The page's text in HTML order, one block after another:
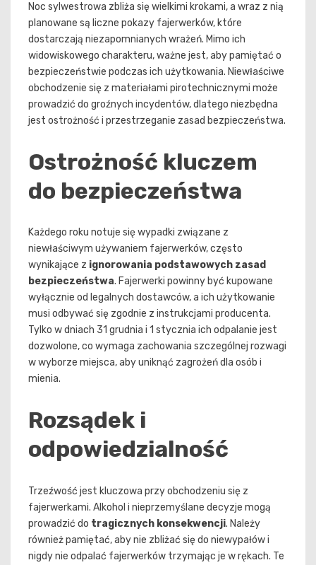
Noc sylwestrowa zbliża się wielkimi krokami, a wraz z nią
planowane są liczne pokazy fajerwerków, które
dostarczają niezapomnianych wrażeń. Mimo ich
widowiskowego charakteru, ważne jest, aby pamiętać o
bezpieczeństwie podczas ich użytkowania. Niewłaściwe
obchodzenie się z materiałami pirotechnicznymi może
prowadzić do groźnych incydentów, dlatego niezbędna
jest ostrożność i przestrzeganie zasad bezpieczeństwa.
Ostrożność kluczem
do bezpieczeństwa
Każdego roku notuje się wypadki związane z
niewłaściwym używaniem fajerwerków, często
wynikające z ignorowania podstawowych zasad
bezpieczeństwa. Fajerwerki powinny być kupowane
wyłącznie od legalnych dostawców, a ich użytkowanie
musi odbywać się zgodnie z instrukcjami producenta.
Tylko w dniach 31 grudnia i 1 stycznia ich odpalanie jest
dozwolone, co wymaga zachowania szczególnej rozwagi
w wyborze miejsca, aby uniknąć zagrożeń dla osób i
mienia.
Rozsądek i
odpowiedzialność
Trzeźwość jest kluczowa przy obchodzeniu się z
fajerwerkami. Alkohol i nieprzemyślane decyzje mogą
prowadzić do tragicznych konsekwencji. Należy
również pamiętać, aby nie zbliżać się do niewypałów i
nigdy nie odpalać fajerwerków trzymając je w rękach. Te